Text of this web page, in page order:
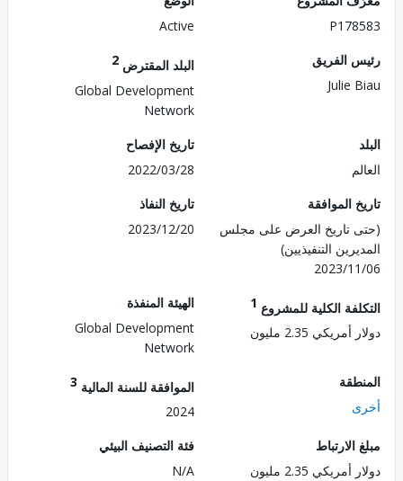
الفريق
Julie
البلد المقترض
Global Development
Network
تاريخ الإفصاح
2022/03/28
الموافقة
تاريخ العرض على مجلس
التنفيذيين)
2023/
تاريخ النفاذ
2023/12/20
الكلية للمشروع1
2.35 مليون
الهيئة المنفذة
Global Development
Network
الموافقة للسنة المالية3
2.35 مليون
فئة التصنيف البيئي